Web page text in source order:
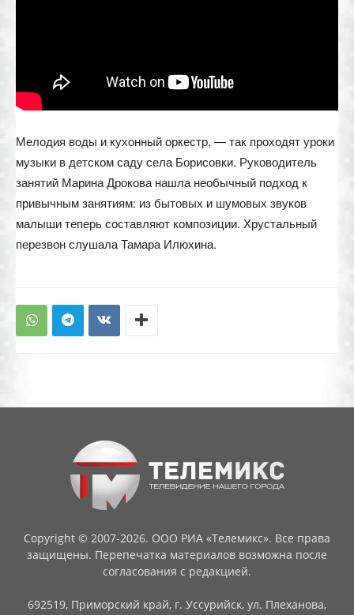
Мелодия воды и кухонный оркестр, — так проходят уроки
музыки в детском саду села Борисовки. Руководитель
занятий Марина Дрокова нашла необычный подход к
привычным занятиям: из бытовых и шумовых звуков
малыши теперь составляют композиции. Хрустальный
перезвон слушала Тамара Илюхина.
Copyright © 2007-2026. ООО РИА «Телемикс». Все права
защищены. Перепечатка материалов возможна после
согласования с редакцией.
692519, Приморский край, г. Уссурийск, ул. Плеханова,